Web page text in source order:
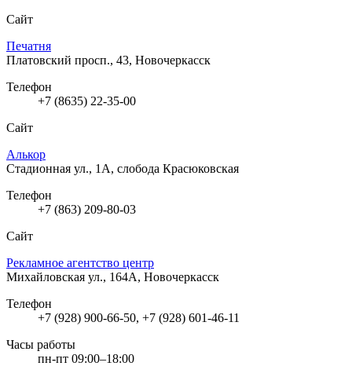
Сайт
Печатня
Платовский просп., 43, Новочеркасск
Телефон
+7 (8635) 22-35-00
Сайт
Алькор
Стадионная ул., 1А, слобода Красюковская
Телефон
+7 (863) 209-80-03
Сайт
Рекламное агентство центр
Михайловская ул., 164А, Новочеркасск
Телефон
+7 (928) 900-66-50, +7 (928) 601-46-11
Часы работы
пн-пт 09:00–18:00